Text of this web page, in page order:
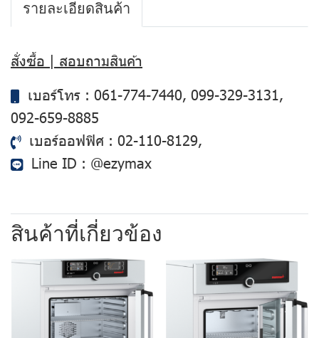
รายละเอียดสินค้า
สั่งซื้อ | สอบถามสินค้า
เบอร์โทร : 061-774-7440, 099-329-3131 ,
092-659-8885
เบอร์ออฟฟิศ : 02-110-8129,
Line ID : @ezymax
สินค้าที่เกี่ยวข้อง